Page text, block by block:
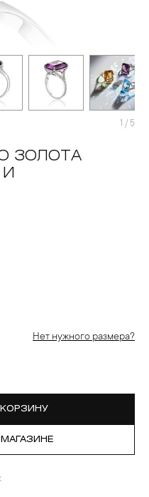
1 / 5
ЗОЛОТА
Нет нужного размера?